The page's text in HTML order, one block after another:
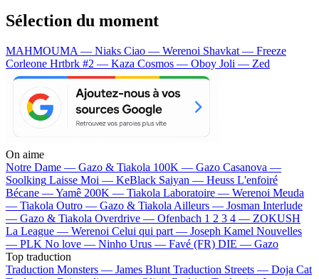
Sélection du moment
MAHMOUMA — Niaks Ciao — Werenoi Shavkat — Freeze
Corleone Hrtbrk #2 — Kaza Cosmos — Oboy Joli — Zed
On aime
Notre Dame — Gazo & Tiakola 100K — Gazo Casanova —
Soolking Laisse Moi — KeBlack Saiyan — Heuss L'enfoiré
Bécane —Yamê 200K — Tiakola Laboratoire — Werenoi Meuda
— Tiakola Outro — Gazo & Tiakola Ailleurs — Josman Interlude
— Gazo & Tiakola Overdrive — Ofenbach 1 2 3 4 — ZOKUSH
La League — Werenoi Celui qui part — Joseph Kamel Nouvelles
— PLK No love — Ninho Urus — Favé (FR) DIE — Gazo
Top traduction
Traduction Monsters — James Blunt Traduction Streets — Doja Cat